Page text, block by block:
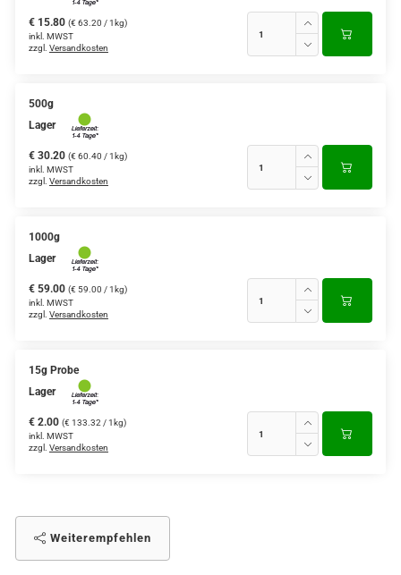
€ 15.80 (€ 63.20 / 1kg)
inkl. MWST
zzgl. Versandkosten
500g
Lager
€ 30.20 (€ 60.40 / 1kg)
inkl. MWST
zzgl. Versandkosten
1000g
Lager
€ 59.00 (€ 59.00 / 1kg)
inkl. MWST
zzgl. Versandkosten
15g Probe
Lager
€ 2.00 (€ 133.32 / 1kg)
inkl. MWST
zzgl. Versandkosten
Weiterempfehlen